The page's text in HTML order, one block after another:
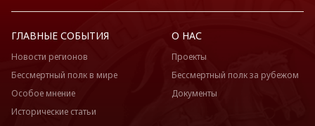
ГЛАВНЫЕ СОБЫТИЯ
Новости регионов
Бессмертный полк в мире
Особое мнение
Исторические статьи
О НАС
Проекты
Бессмертный полк за рубежом
Документы